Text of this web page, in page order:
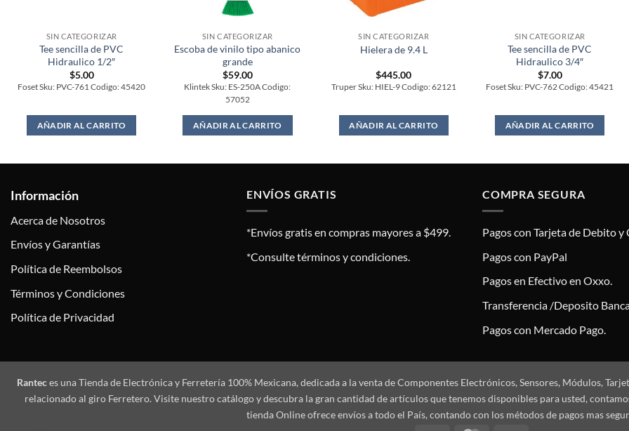
SIN CATEGORIZAR
Tee sencilla de PVC
Hidraulico 1/2″
$5.00
Foset Sku: PVC-761 Codigo: 45420
AÑADIR AL CARRITO
SIN CATEGORIZAR
Escoba de vinilo tipo abanico
grande
$59.00
Klintek Sku: ES-250A Codigo:
57052
AÑADIR AL CARRITO
SIN CATEGORIZAR
Hielera de 9.4 L
$445.00
Truper Sku: HIEL-9 Codigo: 62121
AÑADIR AL CARRITO
SIN CATEGORIZAR
Tee sencilla de PVC
Hidraulico 3/4″
$7.00
Foset Sku: PVC-762 Codigo: 45421
AÑADIR AL CARRITO
Información
Acerca de Nosotros
Envíos y Garantías
Política de Reembolsos
Términos y Condiciones
Política de Privacidad
ENVÍOS GRATIS
*Envíos gratis en compras mayores a $499.
*Consulte términos y condiciones.
COMPRA SEGURA
Pagos con Tarjeta de Debito y
Pagos con PayPal
Pagos en Efectivo en Oxxo.
Transferencia /Deposito
Pagos con Mercado Pago.
Ranteces una Tienda de Electrónica y Ferretería 100% Mexicana, dedicada a la venta de Componentes Electrónicos, Sensores, Módulos,
relacionado al giro Ferretero. Visite nuestro catálogo y descubra la gran cantidad de artículos que tenemos disponibles para usted,
tienda Online ofrece envíos a todo el País, contando con los métodos de pagos mas